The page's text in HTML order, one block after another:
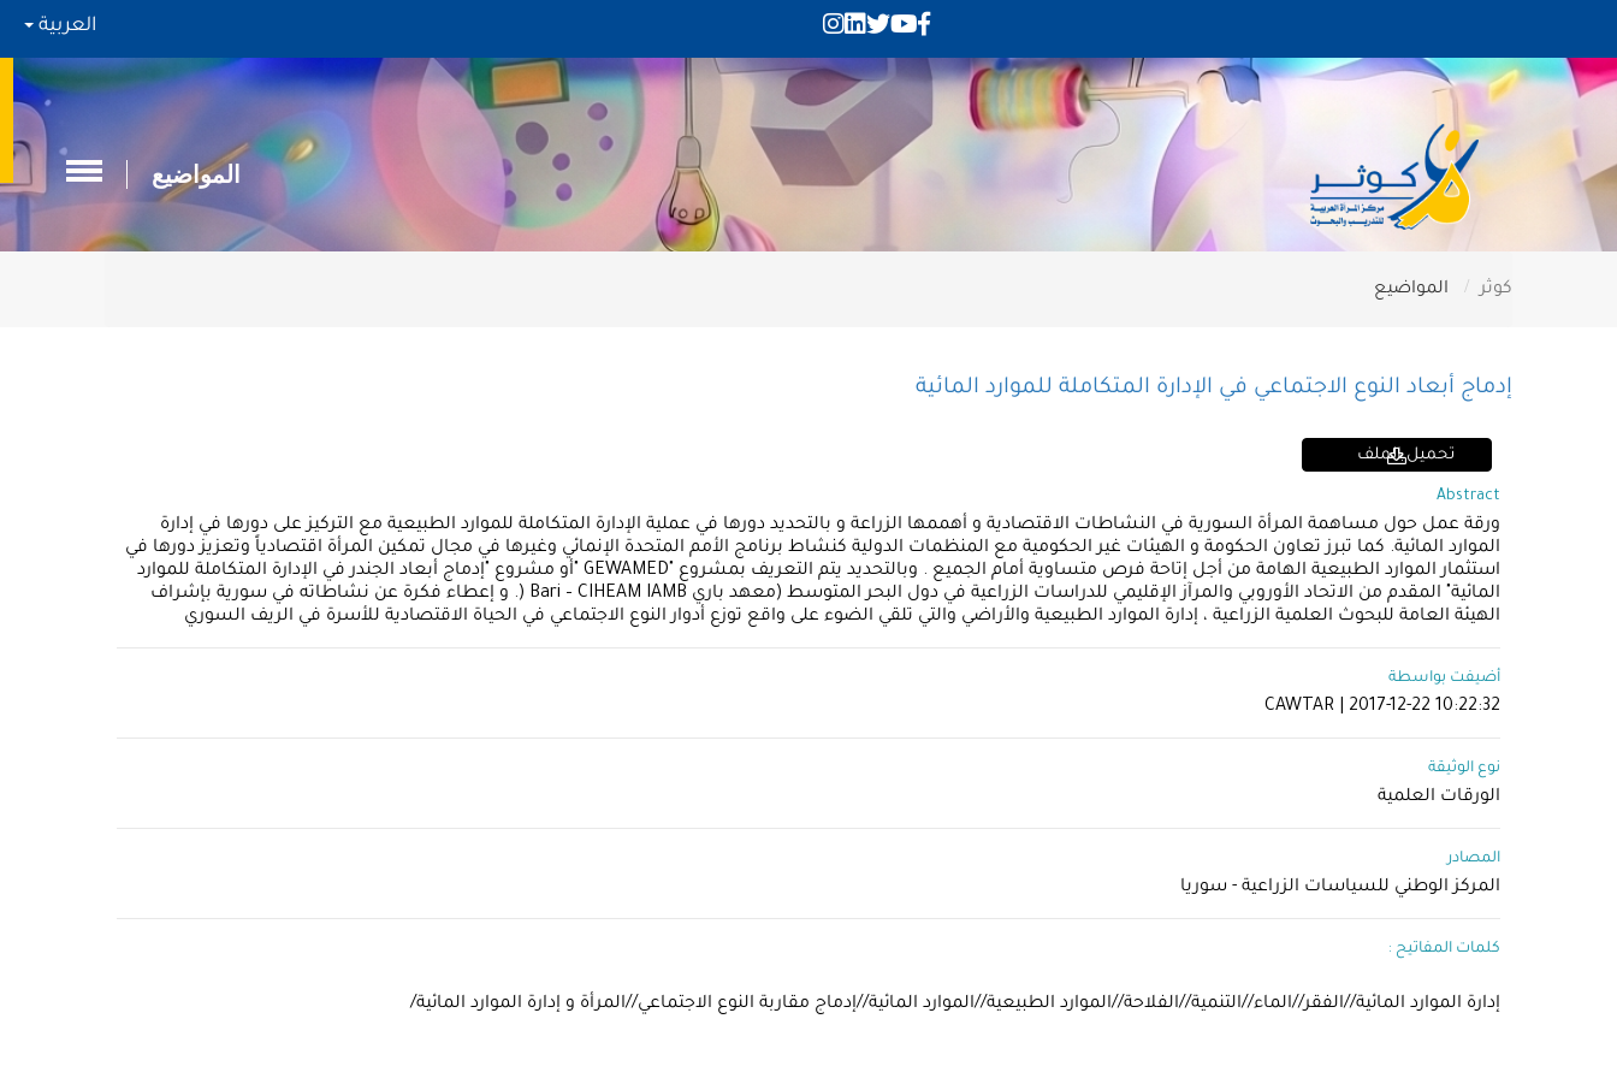
العربية
المواضيع
كوثر المواضيع
إدماج أبعاد النوع الاجتماعي في الإدارة المتكاملة للموارد المائية
تحميل الملف
Abstract
ورقة عمل حول مساهمة المرأة السورية في النشاطات الاقتصادية و أهممها الزراعة و بالتحديد دورها في عملية الإدارة المتكاملة للموارد الطبيعية مع التركيز على دورها في إدارة
الموارد المائية. كما تبرز تعاون الحكومة و الهيئات غير الحكومية مع المنظمات الدولية كنشاط برنامج الأمم المتحدة الإنمائي وغيرها في مجال تمكين المرأة اقتصادياً وتعزيز دورها في
استثمار الموارد الطبيعية الهامة من أجل إتاحة فرص متساوية أمام الجميع . وبالتحديد يتم التعريف بمشروع "GEWAMED "أو مشروع "إدماج أبعاد الجندر في الإدارة المتكاملة للموارد
المائية" المقدم من الاتحاد الأوروبي والمرآز الإقليمي للدراسات الزراعية في دول البحر المتوسط (معهد باري Bari – CIHEAM IAMB (. و إعطاء فكرة عن نشاطاته في سورية بإشراف
الهيئة العامة للبحوث العلمية الزراعية ، إدارة الموارد الطبيعية والأراضي والتي تلقي الضوء على واقع توزع أدوار النوع الاجتماعي في الحياة الاقتصادية للأسرة في الريف السوري
أضيفت بواسطة
CAWTAR | 2017-12-22 10:22:32
نوع الوثيقة
الورقات العلمية
المصادر
المركز الوطني للسياسات الزراعية - سوريا
كلمات المفاتيح :
إدارة الموارد المائية//الفقر//الماء//التنمية//الفلاحة//الموارد الطبيعية//الموارد المائية//إدماج مقاربة النوع الاجتماعي//المرأة و إدارة الموارد المائية/